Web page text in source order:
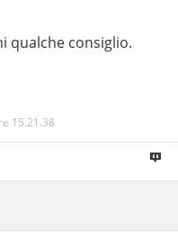
qualche consiglio.
15.21.38